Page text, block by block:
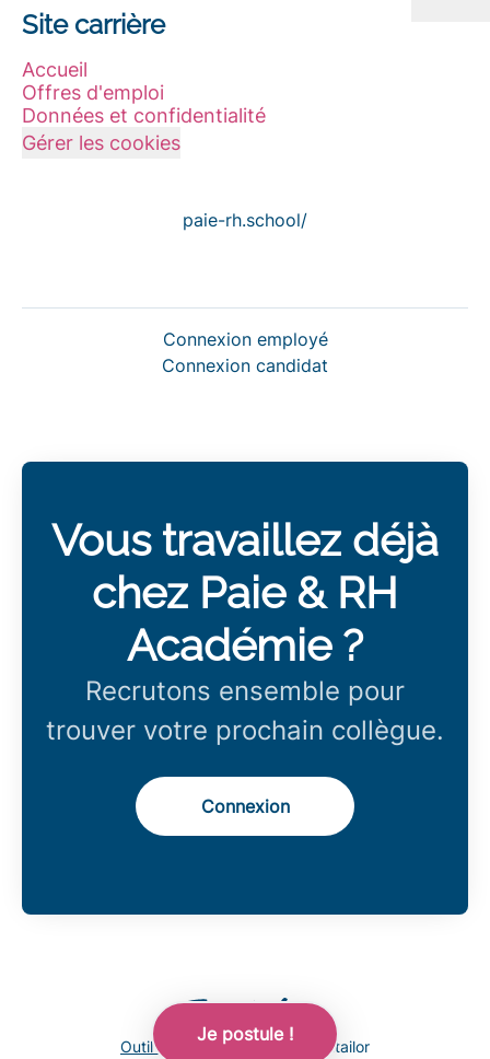
Je postule !
Site carrière
Accueil
Offres d'emploi
Données et confidentialité
Gérer les cookies
paie-rh.school/
Connexion employé
Connexion candidat
Vous travaillez déjà
chez Paie & RH
Académie ?
Recrutons ensemble pour
trouver votre prochain collègue.
Connexion
Outil de recrutementde Teamtailor